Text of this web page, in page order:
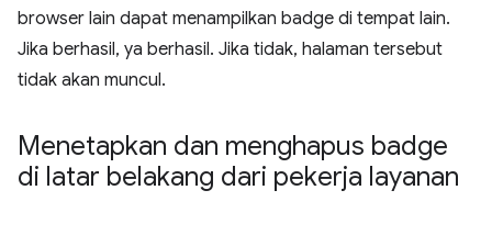
browser lain dapat menampilkan badge di tempat lain.
Jika berhasil, ya berhasil. Jika tidak, halaman tersebut
tidak akan muncul.
Menetapkan dan menghapus badge
di latar belakang dari pekerja layanan